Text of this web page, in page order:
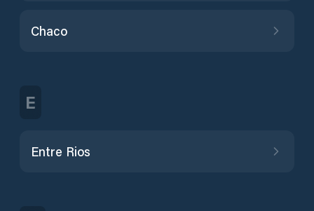
Chaco
E
Entre Rios